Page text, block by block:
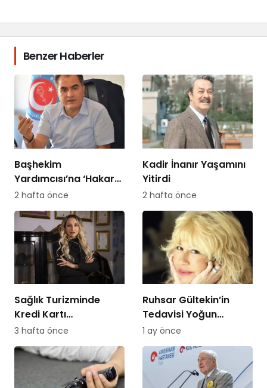
Benzer Haberler
Başhekim
Yardımcısı’na ‘Hakaret
Davası’ Açan
2 hafta önce
Kadir İnanır Yaşamını
Yitirdi
2 hafta önce
Sağlık Turizminde
Kredi Kartı
Dolandırıcılığına
Dikkat!
3 hafta önce
Ruhsar Gültekin’in
Tedavisi Yoğun
Bakımda Sürüyor
1 ay önce